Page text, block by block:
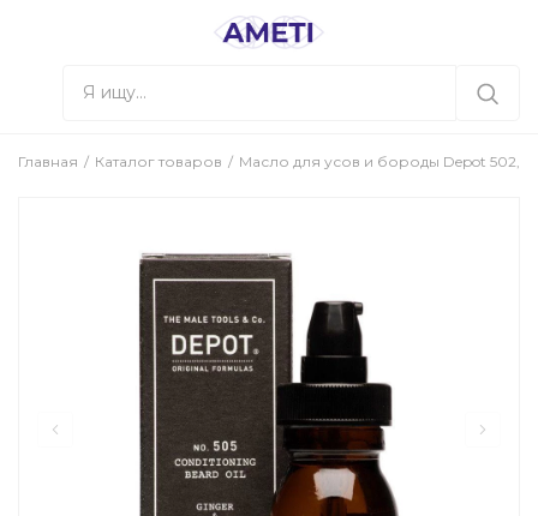
Главная Каталог товаров Масло для усов и бороды Depot 502,